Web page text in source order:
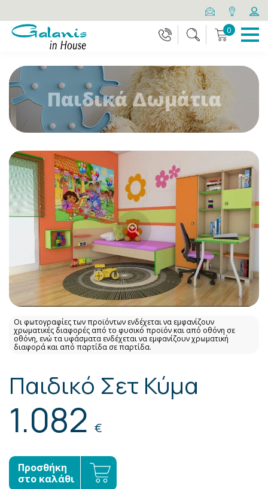
0
Παιδικά Δωμάτια
Οι φωτογραφίες των προϊόντων ενδέχεται να εμφανίζουν
χρωματικές διαφορές από το φυσικό προϊόν και από οθόνη σε
οθόνη, ενώ τα υφάσματα ενδέχεται να εμφανίζουν χρωματική
διαφορά και από παρτίδα σε παρτίδα.
Παιδικό Σετ Κύμα
1.082 €
Προσθήκη
στο καλάθι